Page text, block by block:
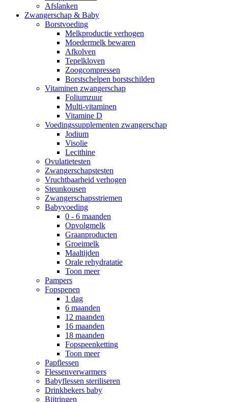
Afslanken
Zwangerschap & Baby
Borstvoeding
Melkproductie verhogen
Moedermelk bewaren
Afkolven
Tepelkloven
Zoogcompressen
Borstschelpen borstschilden
Vitaminen zwangerschap
Foliumzuur
Multi-vitaminen
Vitamine D
Voedingssupplementen zwangerschap
Jodium
Visolie
Lecithine
Ovulatietesten
Zwangerschapstesten
Vruchtbaarheid verhogen
Steunkousen
Zwangerschapsstriemen
Babyvoeding
0 - 6 maanden
Opvolgmelk
Graanproducten
Groeimelk
Maaltijden
Orale rehydratatie
Toon meer
Pampers
Fopspenen
1 dag
6 maanden
12 maanden
16 maanden
18 maanden
Fopspeenketting
Toon meer
Papflessen
Flessenverwarmers
Babyflessen steriliseren
Drinkbekers baby
Bijtringen